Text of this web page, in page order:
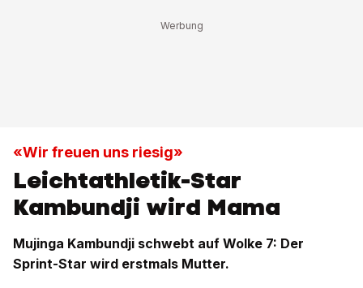
«Wir freuen uns riesig»
Leichtathletik-Star
Kambundji wird Mama
Mujinga Kambundji schwebt auf Wolke 7: Der
Sprint-Star wird erstmals Mutter.